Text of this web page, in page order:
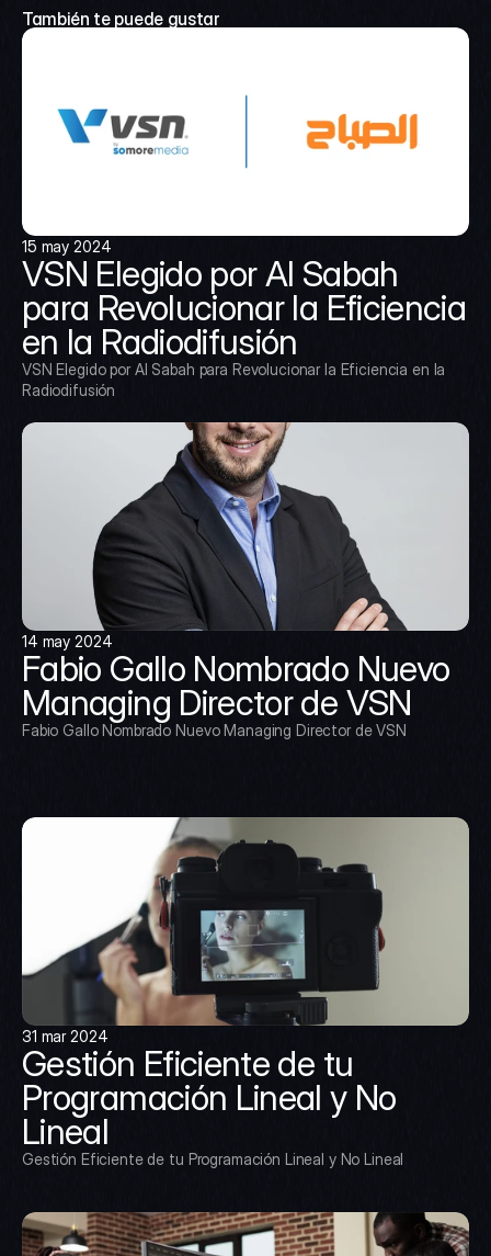
También te puede gustar
15 may 2024
VSN Elegido por Al Sabah
para Revolucionar la Eficiencia
en la Radiodifusión
VSN Elegido por Al Sabah para Revolucionar la Eficiencia en la
Radiodifusión
14 may 2024
Fabio Gallo Nombrado Nuevo
Managing Director de VSN
Fabio Gallo Nombrado Nuevo Managing Director de VSN
31 mar 2024
Gestión Eficiente de tu
Programación Lineal y No
Lineal
Gestión Eficiente de tu Programación Lineal y No Lineal